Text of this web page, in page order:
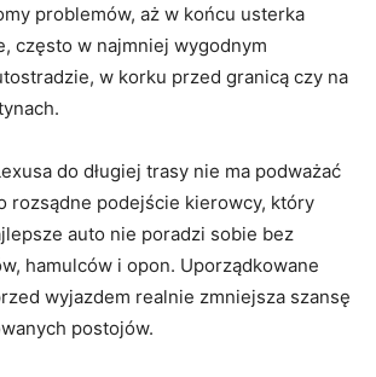
problemów, aż w końcu usterka
często w najmniej wygodnym
w korku przed granicą czy na
do długiej trasy nie ma podważać
rozsądne podejście kierowcy, który
auto nie poradzi sobie bez
hamulców i opon. Uporządkowane
wyjazdem realnie zmniejsza szansę
postojów.